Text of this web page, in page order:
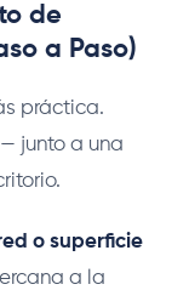
de
a Paso)
práctica.
junto a una
o superficie
a la